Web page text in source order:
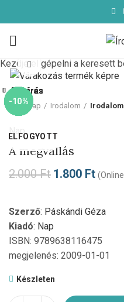
Click to enlarge
Kezdőlap Irodalom
Nap
A megvallás
2.000Ft 1.800 Ft
Szerző: Páskándi Géza
Kiadó: Nap
ISBN: 9789638116475
megjelenés: 2009-01-01
Készleten
-10%
ELFOGYOTT
Bezárás
-85%
Bezárás
-58%
Bezárás
-10%
Bezárás
-10%
Bezárás
-10%
Bezárás
-10%
Bezárás
-10%
Bezárás
Kezdje el gépelni a keresett